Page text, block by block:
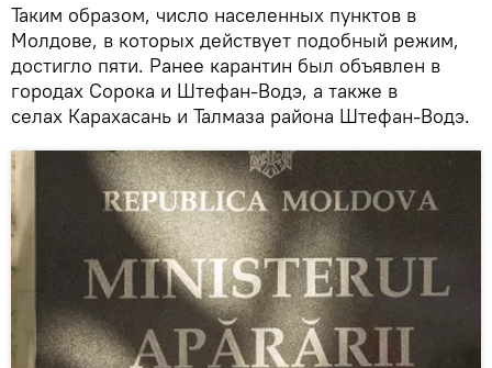
Таким образом, число населенных пунктов в
Молдове, в которых действует подобный режим,
достигло пяти. Ранее карантин был объявлен в
городах Сорока и Штефан-Водэ, а также в
селах Карахасань и Талмаза района Штефан-Водэ.